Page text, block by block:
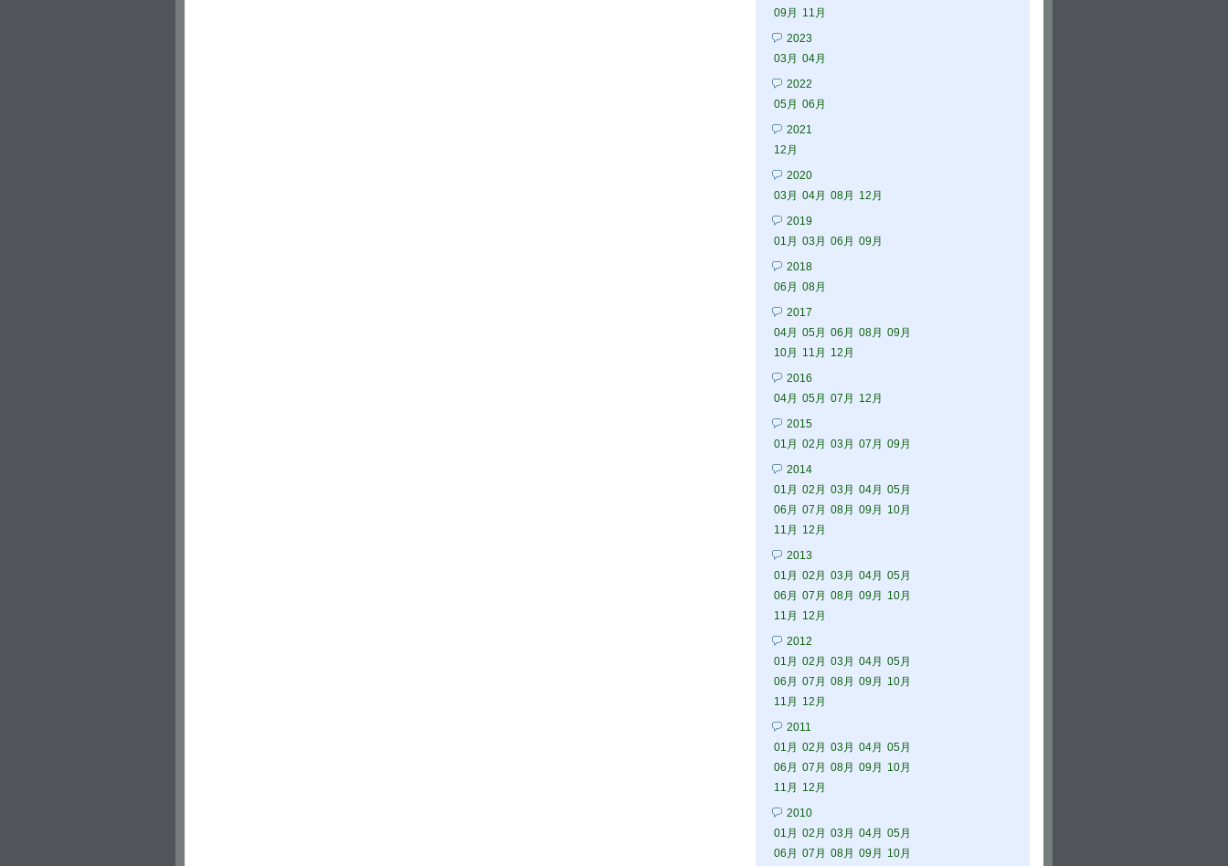
09月
11月
2023
03月 04月
2022
05月 06月
2021
12月
2020
03月 04月 08月
12月
2019
01月 03月 06月 09月
2018
06月 08月
2017
04月 05月 06月 08月 09月
10月
11月
12月
2016
04月 05月 07月
12月
2015
01月 02月 03月 07月 09月
2014
01月 02月 03月 04月 05月
06月 07月 08月 09月
10月
11月
12月
2013
01月 02月 03月 04月 05月
06月 07月 08月 09月
10月
11月
12月
2012
01月 02月 03月 04月 05月
06月 07月 08月 09月
10月
11月
12月
2011
01月 02月 03月 04月 05月
06月 07月 08月 09月
10月
11月
12月
2010
01月 02月 03月 04月 05月
06月 07月 08月 09月
10月